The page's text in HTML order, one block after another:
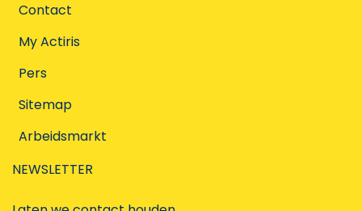
Contact
My Actiris
Pers
Sitemap
Arbeidsmarkt
NEWSLETTER